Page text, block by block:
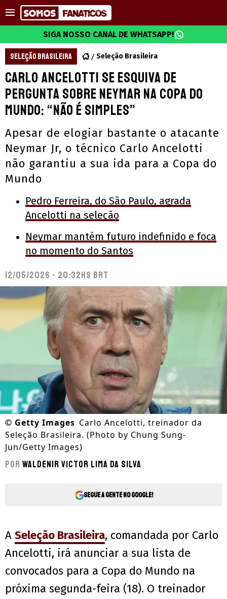
SIGA NOSSO CANAL DE WHATSAPP!
SELEÇÃO BRASILEIRA Seleção Brasileira
Carlo Ancelotti se esquiva de
pergunta sobre Neymar na Copa do
Mundo: “Não é simples”
Apesar de elogiar bastante o atacante
Neymar Jr, o técnico Carlo Ancelotti
não garantiu a sua ida para a Copa do
Mundo
Pedro Ferreira, do São Paulo, agrada
Ancelotti na seleção
Neymar mantém futuro indefinido e foca
no momento do Santos
12/05/2026 - 20:32hs BRT
© Getty Images Carlo Ancelotti, treinador da
Seleção Brasileira. (Photo by Chung Sung-
Jun/Getty Images)
Por Waldenir Victor Lima Da Silva
Segue a gente no Google!
A Seleção Brasileira, comandada por Carlo
Ancelotti, irá anunciar a sua lista de
convocados para a Copa do Mundo na
próxima segunda-feira (18). O treinador